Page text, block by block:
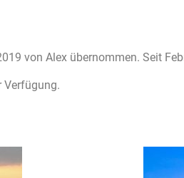
von Alex übernommen. Seit
Verfügung.